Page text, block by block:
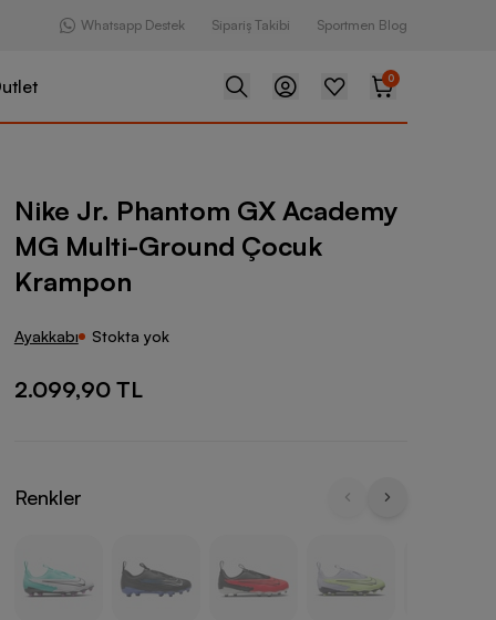
Whatsapp Destek Sipariş Takibi Sportmen Blog
0
GX Academy MG Multi-Ground Çocuk Krampon
Nike Jr. Phantom GX Academy
MG Multi-Ground Çocuk
Krampon
Ayakkabı Stokta yok
2.099,90 TL
Renkler